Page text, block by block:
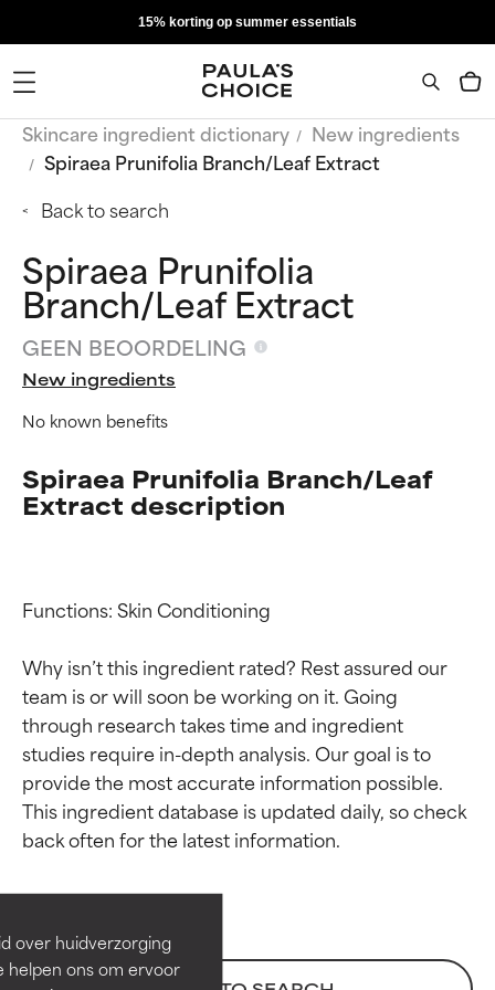
over huidverzorging
helpen ons om ervoor
15% korting op summer essentials
Skincare ingredient dictionary
New ingredients
Spiraea Prunifolia Branch/Leaf Extract
Back to search
Spiraea Prunifolia
Branch/Leaf Extract
GEEN BEOORDELING
New ingredients
No known benefits
Spiraea Prunifolia Branch/Leaf
Extract description
Functions: Skin Conditioning
Why isn’t this ingredient rated? Rest assured our
team is or will soon be working on it. Going
through research takes time and ingredient
studies require in-depth analysis. Our goal is to
provide the most accurate information possible.
This ingredient database is updated daily, so check
Beoordelingen van
ingrediënten
Bewezen en ondersteund door
onafhankelijk onderzoek.
Beoordelingen van
ingrediënten
Bewezen en ondersteund door
onafhankelijk onderzoek.